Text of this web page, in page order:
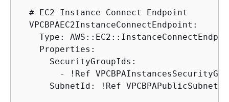
  # EC2 Instance Connect Endpoint
  VPCBPAEC2InstanceConnectEndpoint:
Type:
    Properties:
      SecurityGroupIds:
- !Ref
      SubnetId: !Ref VPCBPAPublicSubnetB